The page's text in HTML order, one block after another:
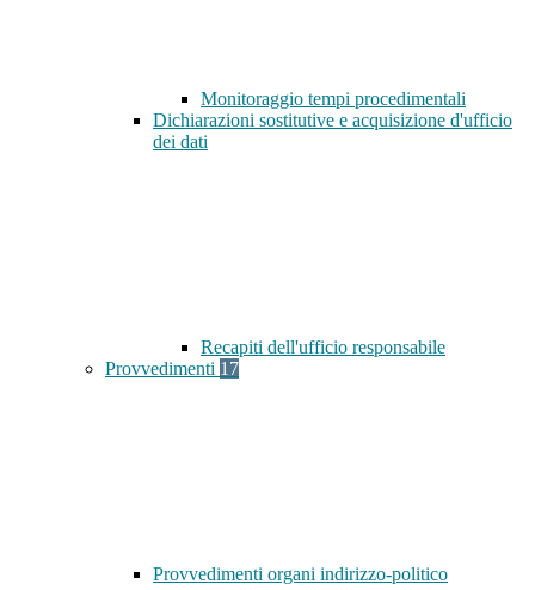
Monitoraggio tempi procedimentali
Dichiarazioni sostitutive e acquisizione d'ufficio
dei dati
Recapiti dell'ufficio responsabile
Provvedimenti 17
Provvedimenti organi indirizzo-politico